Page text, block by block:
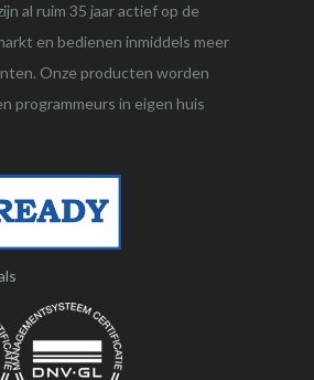
al ruim 35 jaar actief op de
en bedienen inmiddels meer
Onze producten worden
programmeurs in eigen huis